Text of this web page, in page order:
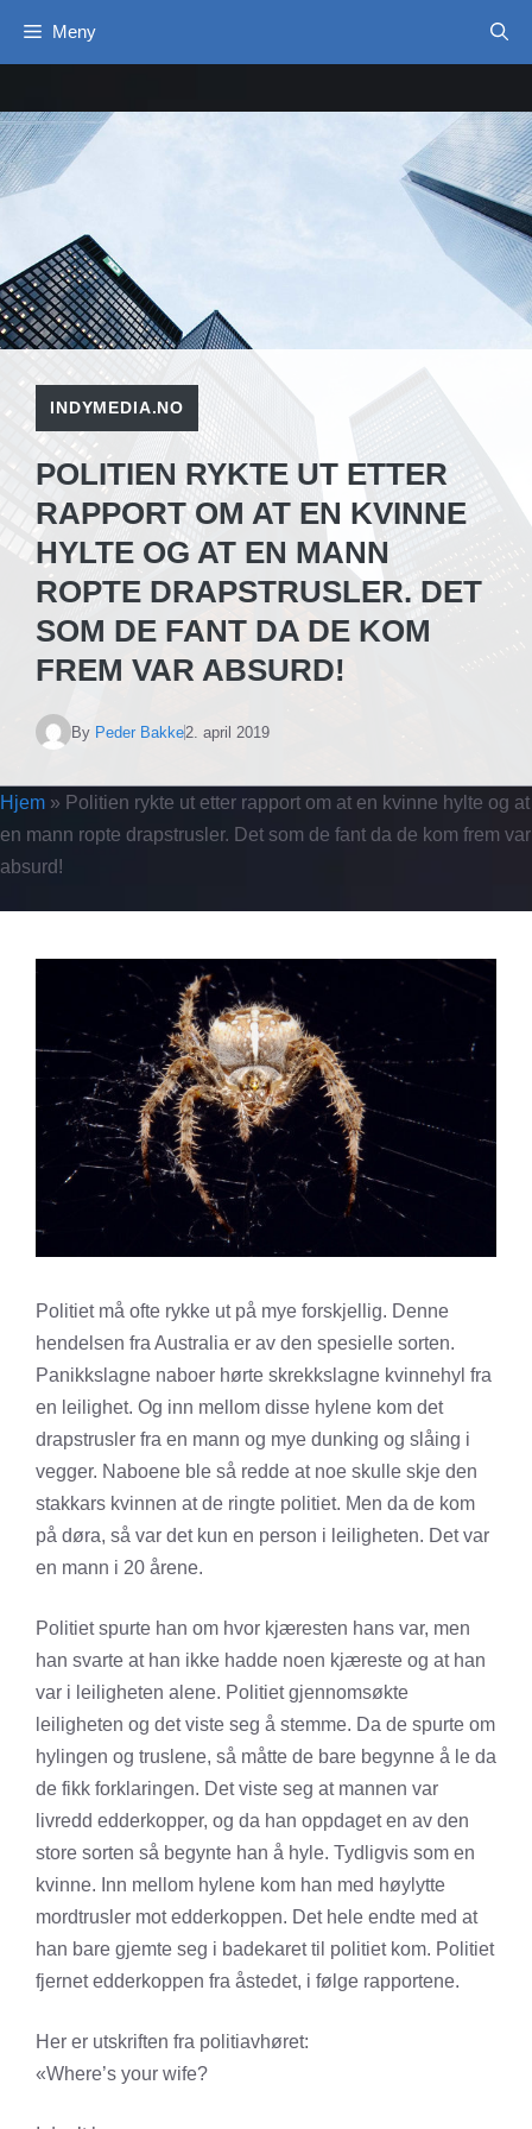
Meny
INDYMEDIA.NO
POLITIEN RYKTE UT ETTER
RAPPORT OM AT EN KVINNE
HYLTE OG AT EN MANN
ROPTE DRAPSTRUSLER. DET
SOM DE FANT DA DE KOM
FREM VAR ABSURD!
By Peder Bakke2. april 2019
Hjem » Politien rykte ut etter rapport om at en kvinne hylte og at
en mann ropte drapstrusler. Det som de fant da de kom frem var
absurd!
Politiet må ofte rykke ut på mye forskjellig. Denne
hendelsen fra Australia er av den spesielle sorten.
Panikkslagne naboer hørte skrekkslagne kvinnehyl fra
en leilighet. Og inn mellom disse hylene kom det
drapstrusler fra en mann og mye dunking og slåing i
vegger. Naboene ble så redde at noe skulle skje den
stakkars kvinnen at de ringte politiet. Men da de kom
på døra, så var det kun en person i leiligheten. Det var
en mann i 20 årene.
Politiet spurte han om hvor kjæresten hans var, men
han svarte at han ikke hadde noen kjæreste og at han
var i leiligheten alene. Politiet gjennomsøkte
leiligheten og det viste seg å stemme. Da de spurte om
hylingen og truslene, så måtte de bare begynne å le da
de fikk forklaringen. Det viste seg at mannen var
livredd edderkopper, og da han oppdaget en av den
store sorten så begynte han å hyle. Tydligvis som en
kvinne. Inn mellom hylene kom han med høylytte
mordtrusler mot edderkoppen. Det hele endte med at
han bare gjemte seg i badekaret til politiet kom. Politiet
fjernet edderkoppen fra åstedet, i følge rapportene.
Her er utskriften fra politiavhøret:
«Where’s your wife?